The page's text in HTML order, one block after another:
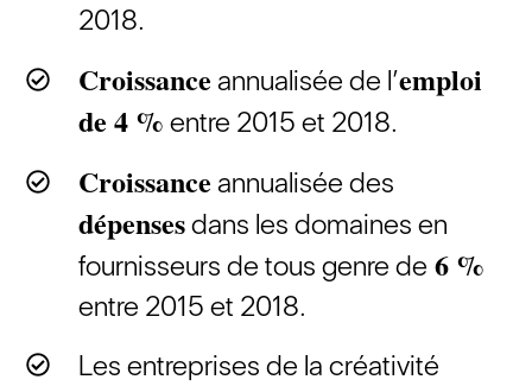
2018.
Croissance annualisée de l’emploi
de 4 % entre 2015 et 2018.
Croissance annualisée des
dépensesdans les domaines en
fournisseurs de tous genre de 6 %
entre 2015 et 2018.
Les entreprises de la créativité